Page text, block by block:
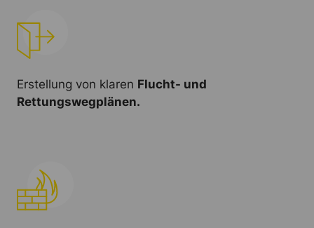
Erstellung von klaren Flucht- und
Rettungswegplänen.